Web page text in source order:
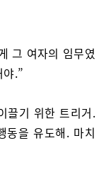
그 여자의 임무였
.”
끌기 위한 트리거.
동을 유도해. 마치